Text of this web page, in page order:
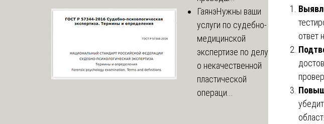
ответ
ГаянэНужны ваши
услуги по судебно-
медицинской
экспертизе по делу
о некачественной
пластической
операци...